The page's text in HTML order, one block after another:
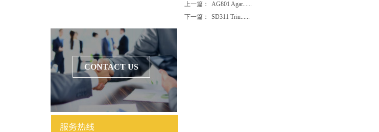
上一篇：
AG801 Agar......
下一篇：
SD311 Triu......
CONTACT US
CONTACT US
服务热线